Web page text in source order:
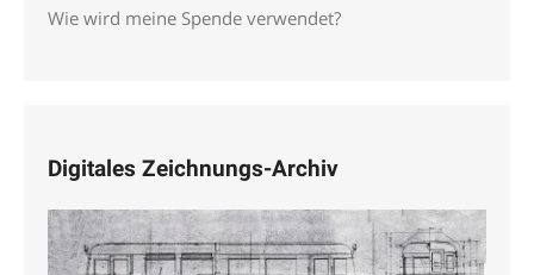
Wie wird meine Spende verwendet?
Digitales Zeichnungs-Archiv